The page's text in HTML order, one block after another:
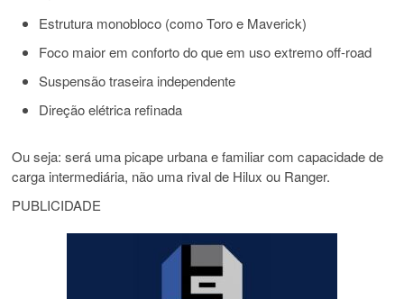
Estrutura monobloco (como Toro e Maverick)
Foco maior em conforto do que em uso extremo off-road
Suspensão traseira independente
Direção elétrica refinada
Ou seja: será uma picape urbana e familiar com capacidade de
carga intermediária, não uma rival de Hilux ou Ranger.
PUBLICIDADE